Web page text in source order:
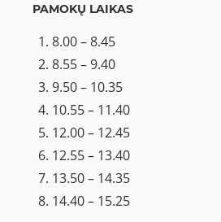
PAMOKŲ LAIKAS
8.00 – 8.45
8.55 – 9.40
9.50 – 10.35
10.55 – 11.40
12.00 – 12.45
12.55 – 13.40
13.50 – 14.35
14.40 – 15.25